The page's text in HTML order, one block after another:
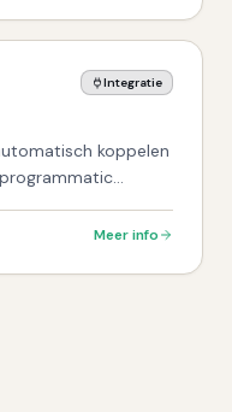
Integratie
koppelen
Meer info